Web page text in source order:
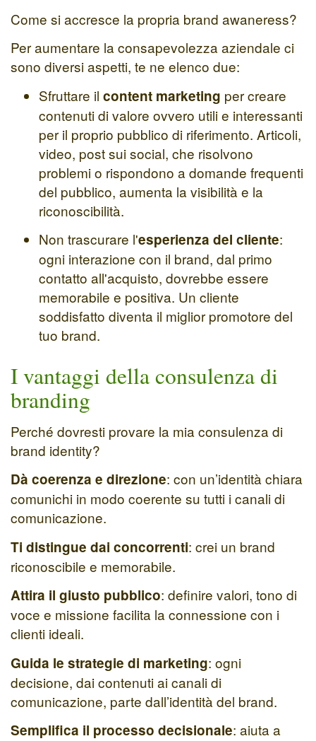
Come si accresce la propria brand awaneress?
Per aumentare la consapevolezza aziendale ci
sono diversi aspetti, te ne elenco due:
Sfruttare il content marketing per creare
contenuti di valore ovvero utili e interessanti
per il proprio pubblico di riferimento. Articoli,
video, post sui social, che risolvono
problemi o rispondono a domande frequenti
del pubblico, aumenta la visibilità e la
riconoscibilità.
Non trascurare l'esperienza del cliente:
ogni interazione con il brand, dal primo
contatto all'acquisto, dovrebbe essere
memorabile e positiva. Un cliente
soddisfatto diventa il miglior promotore del
tuo brand.
I vantaggi della consulenza di
branding
Perché dovresti provare la mia consulenza di
brand identity?
Dà coerenza e direzione: con un’identità chiara
comunichi in modo coerente su tutti i canali di
comunicazione.
Ti distingue dai concorrenti: crei un brand
riconoscibile e memorabile.
Attira il giusto pubblico: definire valori, tono di
voce e missione facilita la connessione con i
clienti ideali.
Guida le strategie di marketing: ogni
decisione, dai contenuti ai canali di
comunicazione, parte dall’identità del brand.
Semplifica il processo decisionale: aiuta a